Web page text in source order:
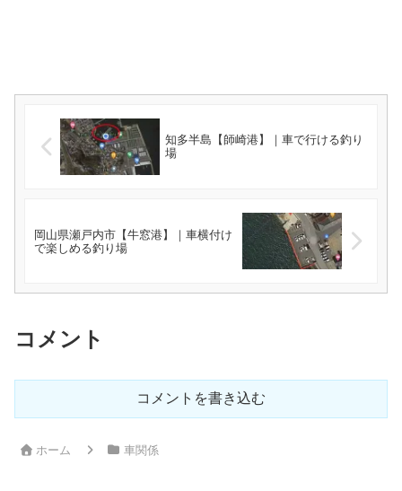
知多半島【師崎港】｜車で行ける釣り
場
岡山県瀬戸内市【牛窓港】｜車横付け
で楽しめる釣り場
コメント
コメントを書き込む
ホーム 車関係